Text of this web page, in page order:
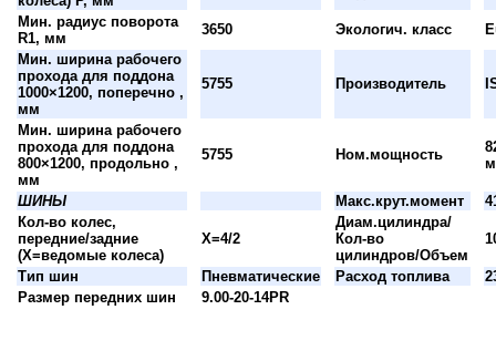
Мин. радиус поворота
R1, мм
3650 Экологич. класс
Мин. ширина рабочего
прохода для поддона
1000×1200, поперечно ,
мм
5755 Производитель
Мин. ширина рабочего
прохода для поддона
800×1200, продольно ,
мм
5755 Ном.мощность
ШИНЫ Макс.крут.момент
Кол-во колес,
передние/задние
(X=ведомые колеса)
X=4/2
Диам.цилиндра/
Кол-во
цилиндров/Объем
Тип шин Пневматические Расход топлива
Размер передних шин
9.00-20-14PR